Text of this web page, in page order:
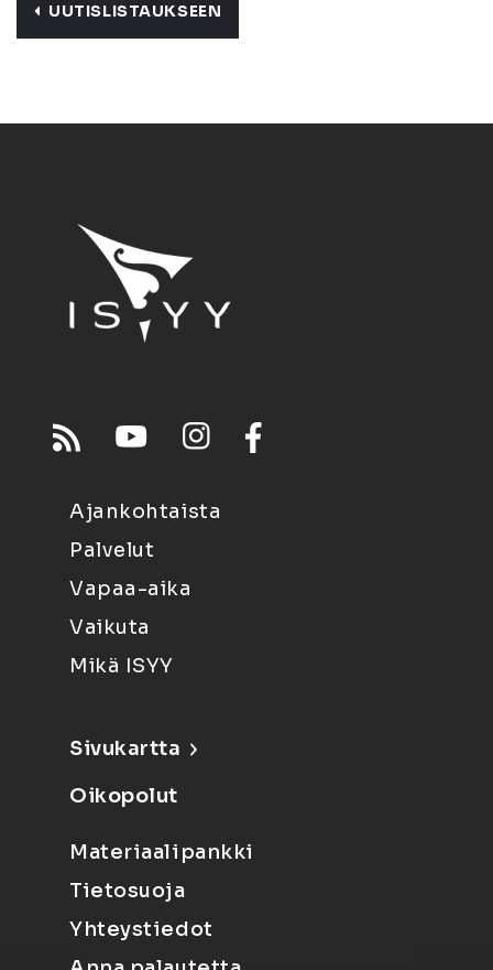
UUTISLISTAUKSEEN
Ajankohtaista
Palvelut
Vapaa-aika
Vaikuta
Mikä ISYY
Sivukartta
Oikopolut
Materiaalipankki
Tietosuoja
Yhteystiedot